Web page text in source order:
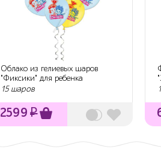
Облако из гелиевых шаров
"Фиксики" для ребенка
15 шаров
2599 ₽